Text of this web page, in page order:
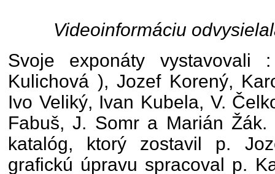
Videoinformáciu
Svoje exponáty vystavovali
Kulichová ), Jozef Korený,
Ivo Veliký, Ivan Kubela, V.
Fabuš, J. Somr a Marián
katalóg, ktorý zostavil p.
grafickú úpravu spracoval p.